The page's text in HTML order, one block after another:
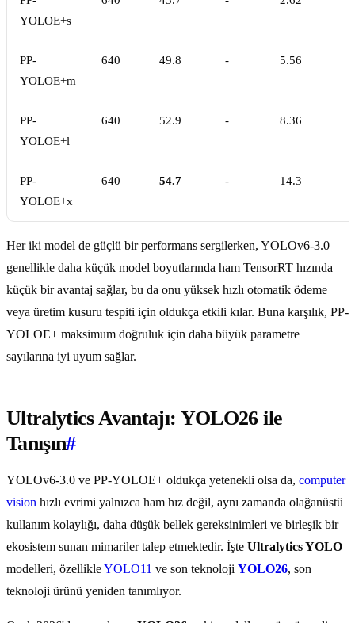
YOLOE+s
PP-
YOLOE+m
640 49.8 - 5.56
PP-
YOLOE+l
640 52.9 - 8.36
PP-
YOLOE+x
640 54.7 - 14.3
Her iki model de güçlü bir performans sergilerken, YOLOv6-3.0
genellikle daha küçük model boyutlarında ham TensorRT hızında
küçük bir avantaj sağlar, bu da onu yüksek hızlı otomatik ödeme
veya üretim kusuru tespiti için oldukça etkili kılar. Buna karşılık, PP-
YOLOE+ maksimum doğruluk için daha büyük parametre
sayılarına iyi uyum sağlar.
Ultralytics Avantajı: YOLO26 ile
Tanışın#
YOLOv6-3.0 ve PP-YOLOE+ oldukça yetenekli olsa da, computer
vision hızlı evrimi yalnızca ham hız değil, aynı zamanda olağanüstü
kullanım kolaylığı, daha düşük bellek gereksinimleri ve birleşik bir
ekosistem sunan mimariler talep etmektedir. İşte Ultralytics YOLO
modelleri, özellikleYOLO11 ve son teknoloji YOLO26, son
teknoloji ürünü yeniden tanımlıyor.